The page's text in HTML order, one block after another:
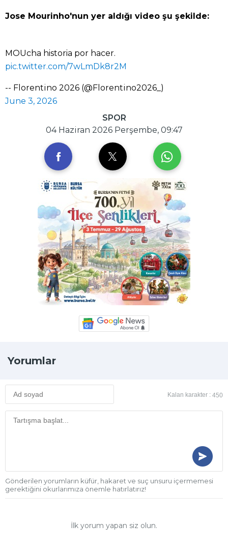
Jose Mourinho'nun yer aldığı video şu şekilde:
MOUcha historia por hacer.
pic.twitter.com/7wLmDk8r2M
-- Florentino 2026 (@Florentino2026_)
June 3, 2026
SPOR
04 Haziran 2026 Perşembe, 09:47
Yorumlar
Kalan karakter : 450
Gönderilen yorumların küfür, hakaret ve suç unsuru içermemesi
gerektiğini okurlarımıza önemle hatırlatırız!
İlk yorum yapan siz olun.